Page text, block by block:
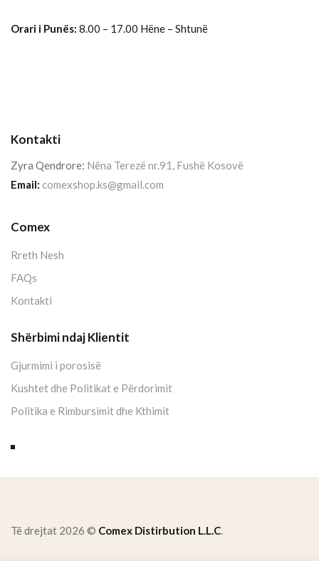
Orari i Punës: 8.00 – 17.00 Hëne – Shtunë
Kontakti
Zyra Qendrore: Nëna Terezë nr.91, Fushë Kosovë
Email: comexshop.ks@gmail.com
Comex
Rreth Nesh
FAQs
Kontakti
Shërbimi ndaj Klientit
Gjurmimi i porosisë
Kushtet dhe Politikat e Përdorimit
Politika e Rimbursimit dhe Kthimit
Të drejtat 2026 © Comex Distirbution L.L.C.